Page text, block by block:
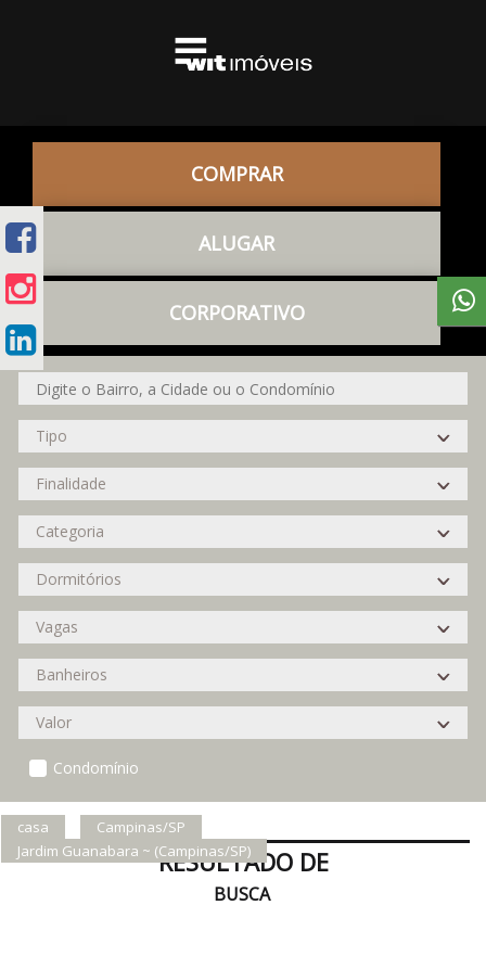
COMPRAR
ALUGAR
CORPORATIVO
Condomínio
casa
Campinas/SP
Jardim Guanabara ~ (Campinas/SP)
RESULTADO DE
BUSCA